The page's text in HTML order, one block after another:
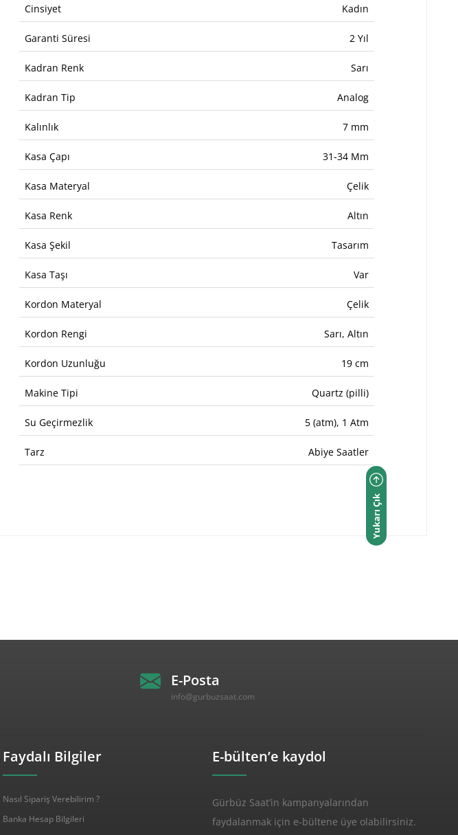
Cinsiyet Kadın
Garanti Süresi 2 Yıl
Kadran Renk Sarı
Kadran Tip Analog
Kalınlık 7 mm
Kasa Çapı 31-34 Mm
Kasa Materyal Çelik
Kasa Renk Altın
Kasa Şekil Tasarım
Kasa Taşı Var
Kordon Materyal Çelik
Kordon Rengi Sarı, Altın
Kordon Uzunluğu 19 cm
Makine Tipi Quartz (pilli)
Su Geçirmezlik 5 (atm), 1 Atm
Tarz Abiye Saatler
E-Posta
info@gurbuzsaat.com
Faydalı Bilgiler
Nasıl Sipariş Verebilirim ?
Banka Hesap Bilgileri
E-bülten’e kaydol
Gürbüz Saat’in kampanyalarından
faydalanmak için e-bültene üye olabilirsiniz.
Yukarı Çık